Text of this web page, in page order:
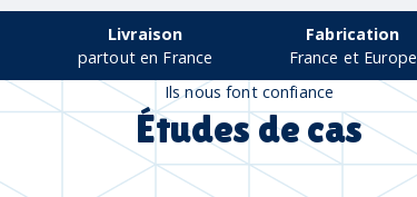
Livraison
partout en France
Fabrication
France et Europe
Ils nous font confiance
Études de cas